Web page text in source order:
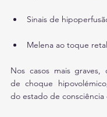
Sinais de
Melena ao toque
Nos casos mais graves,
de choque
do estado de consciência